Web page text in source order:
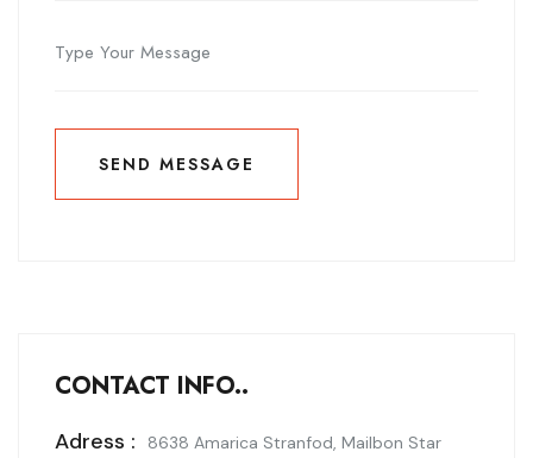
SEND MESSAGE
SEND MESSAGE
CONTACT INFO..
Adress : 8638 Amarica Stranfod, Mailbon Star